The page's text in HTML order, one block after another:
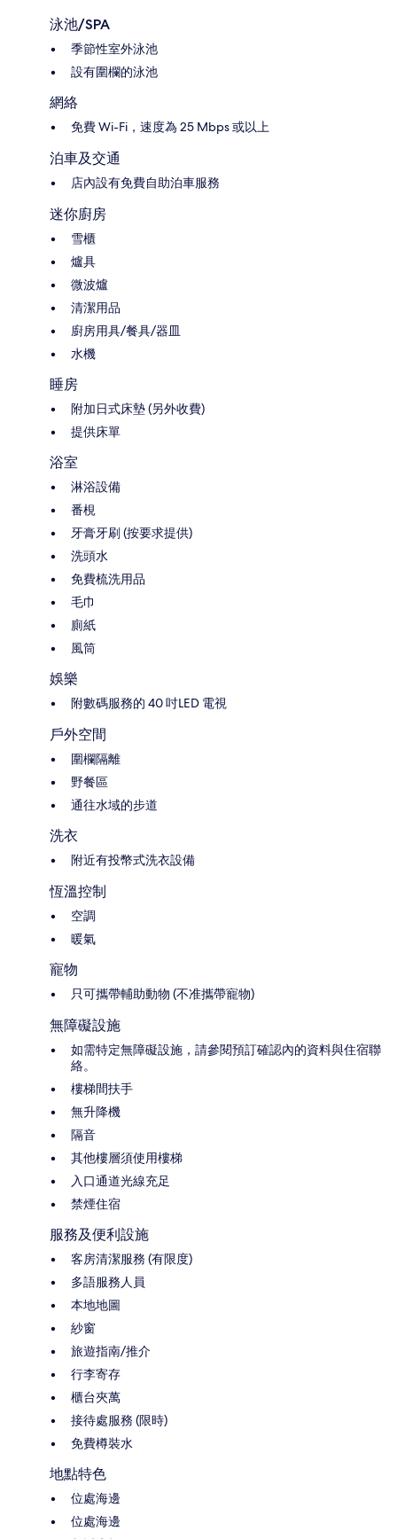
泳池/SPA
季節性室外泳池
設有圍欄的泳池
網絡
免費 Wi-Fi，速度為 25 Mbps 或以上
泊車及交通
店內設有免費自助泊車服務
迷你廚房
雪櫃
爐具
微波爐
清潔用品
廚房用具/餐具/器皿
水機
睡房
附加日式床墊 (另外收費)
提供床單
浴室
淋浴設備
番梘
牙膏牙刷 (按要求提供)
洗頭水
免費梳洗用品
毛巾
廁紙
風筒
娛樂
附數碼服務的 40 吋LED 電視
戶外空間
圍欄隔離
野餐區
通往水域的步道
洗衣
附近有投幣式洗衣設備
恆溫控制
空調
暖氣
寵物
只可攜帶輔助動物 (不准攜帶寵物)
無障礙設施
如需特定無障礙設施，請參閱預訂確認內的資料與住宿聯
絡。
樓梯間扶手
無升降機
隔音
其他樓層須使用樓梯
入口通道光線充足
禁煙住宿
服務及便利設施
客房清潔服務 (有限度)
多語服務人員
本地地圖
紗窗
旅遊指南/推介
行李寄存
櫃台夾萬
接待處服務 (限時)
免費樽裝水
地點特色
位處海邊
位處海邊